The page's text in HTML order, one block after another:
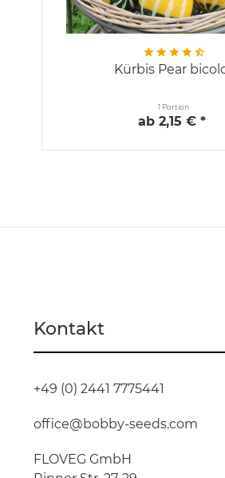
Kürbis Pear
1 Portion
ab 2,15 € *
Kontakt
+49 (0) 2441 7775441
office@bobby-seeds.com
FLOVEG GmbH